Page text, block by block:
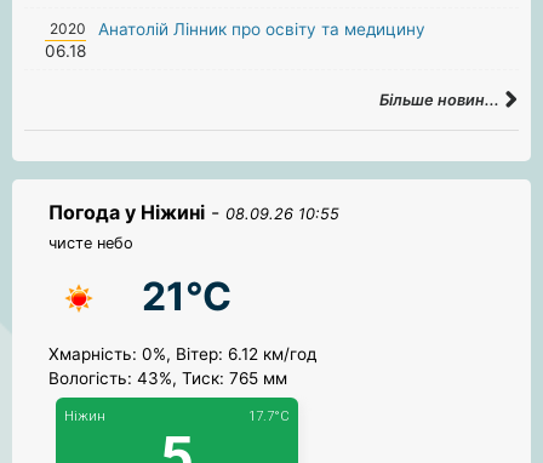
2020
06.18
Анатолій Лінник про освіту та медицину
Більше новин...
Погода у Ніжині - 08.09.26 10:55
чисте небо
21°C
Хмарність: 0%, Вітер: 6.12 км/год
Вологість: 43%, Тиск: 765 мм